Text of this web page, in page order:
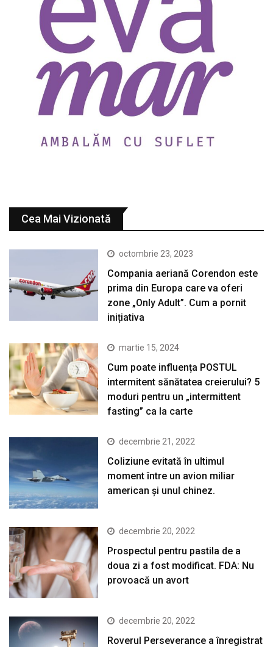
Cea Mai Vizionată
octombrie 23, 2023
Compania aeriană Corendon este
prima din Europa care va oferi
zone „Only Adult”. Cum a pornit
inițiativa
martie 15, 2024
Cum poate influența POSTUL
intermitent sănătatea creierului? 5
moduri pentru un „intermittent
fasting” ca la carte
decembrie 21, 2022
Coliziune evitată în ultimul
moment între un avion miliar
american şi unul chinez.
decembrie 20, 2022
Prospectul pentru pastila de a
doua zi a fost modificat. FDA: Nu
provoacă un avort
decembrie 20, 2022
Roverul Perseverance a înregistrat